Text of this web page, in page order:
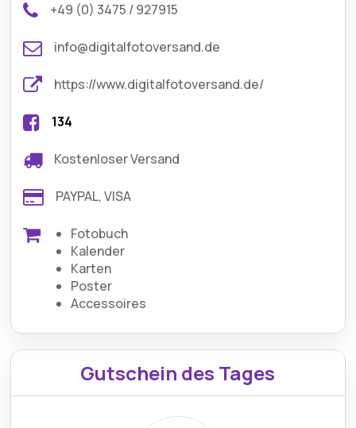
+49 (0) 3475 / 927915
info@digitalfotoversand.de
https://www.digitalfotoversand.de/
134
Kostenloser Versand
PAYPAL, VISA
Fotobuch
Kalender
Karten
Poster
Accessoires
Gutschein des Tages